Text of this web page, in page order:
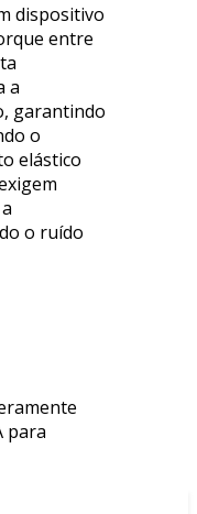
dispositivo
entre
a
garantindo
o
elástico
o ruído
para